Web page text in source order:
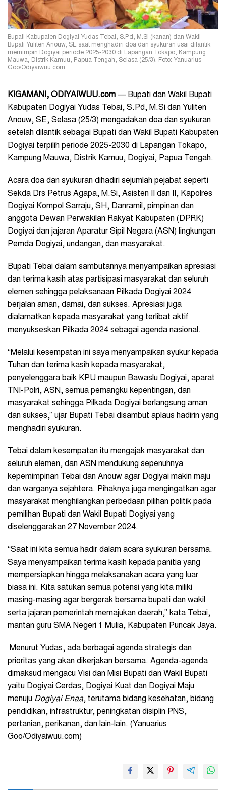
Bupati Kabupaten Dogiyai Yudas Tebai, S.Pd, M.Si (kanan) dan Wakil
Bupati Yuliten Anouw, SE saat menghadiri doa dan syukuran usai dilantik
memimpin Dogiyai periode 2025-2030 di Lapangan Tokapo, Kampung
Mauwa, Distrik Kamuu, Papua Tengah, Selasa (25/3). Foto: Yanuarius
Goo/Odiyaiwuu.com
KIGAMANI, ODIYAIWUU.com — Bupati dan Wakil Bupati
Kabupaten Dogiyai Yudas Tebai, S.Pd, M.Si dan Yuliten
Anouw, SE, Selasa (25/3) mengadakan doa dan syukuran
setelah dilantik sebagai Bupati dan Wakil Bupati Kabupaten
Dogiyai terpilih periode 2025-2030 di Lapangan Tokapo,
Kampung Mauwa, Distrik Kamuu, Dogiyai, Papua Tengah.
Acara doa dan syukuran dihadiri sejumlah pejabat seperti
Sekda Drs Petrus Agapa, M.Si, Asisten II dan II, Kapolres
Dogiyai Kompol Sarraju, SH, Danramil, pimpinan dan
anggota Dewan Perwakilan Rakyat Kabupaten (DPRK)
Dogiyai dan jajaran Aparatur Sipil Negara (ASN) lingkungan
Pemda Dogiyai, undangan, dan masyarakat.
Bupati Tebai dalam sambutannya menyampaikan apresiasi
dan terima kasih atas partisipasi masyarakat dan seluruh
elemen sehingga pelaksanaan Pilkada Dogiyai 2024
berjalan aman, damai, dan sukses. Apresiasi juga
dialamatkan kepada masyarakat yang terlibat aktif
menyukseskan Pilkada 2024 sebagai agenda nasional.
“Melalui kesempatan ini saya menyampaikan syukur kepada
Tuhan dan terima kasih kepada masyarakat,
penyelenggara baik KPU maupun Bawaslu Dogiyai, aparat
TNI-Polri, ASN, semua pemangku kepentingan, dan
masyarakat sehingga Pilkada Dogiyai berlangsung aman
dan sukses,” ujar Bupati Tebai disambut aplaus hadirin yang
menghadiri syukuran.
Tebai dalam kesempatan itu mengajak masyarakat dan
seluruh elemen, dan ASN mendukung sepenuhnya
kepemimpinan Tebai dan Anouw agar Dogiyai makin maju
dan warganya sejahtera. Pihaknya juga mengingatkan agar
masyarakat menghilangkan perbedaan pilihan politik pada
pemilihan Bupati dan Wakil Bupati Dogiyai yang
diselenggarakan 27 November 2024.
“Saat ini kita semua hadir dalam acara syukuran bersama.
Saya menyampaikan terima kasih kepada panitia yang
mempersiapkan hingga melaksanakan acara yang luar
biasa ini. Kita satukan semua potensi yang kita miliki
masing-masing agar bergerak bersama bupati dan wakil
serta jajaran pemerintah memajukan daerah,” kata Tebai,
mantan guru SMA Negeri 1 Mulia, Kabupaten Puncak Jaya.
Menurut Yudas, ada berbagai agenda strategis dan
prioritas yang akan dikerjakan bersama. Agenda-agenda
dimaksud mengacu Visi dan Misi Bupati dan Wakil Bupati
yaitu Dogiyai Cerdas, Dogiyai Kuat dan Dogiyai Maju
menuju Dogiyai Enaa, terutama bidang kesehatan, bidang
pendidikan, infrastruktur, peningkatan disiplin PNS,
pertanian, perikanan, dan lain-lain. (Yanuarius
Goo/Odiyaiwuu.com)